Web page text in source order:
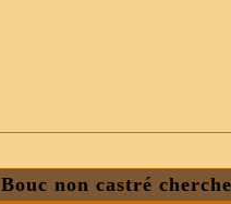
Bouc non castré